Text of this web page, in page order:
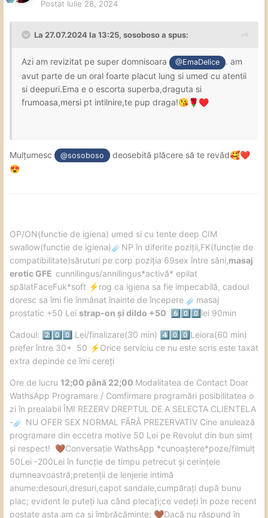
Postat Iulie 28, 2024
La 27.07.2024 la 13:25, sosobosoa spus:
Azi am revizitat pe super domnisoara @EmaDelice
. am
avut parte de un oral foarte placut lung si umed cu atentii
si deepuri.Ema e o escorta superba,draguta si
frumoasa,mersi pt intilnire,te pup draga!😘🌹♥️
Mulțumesc @sosoboso deosebită plăcere să te revăd🥰❤️
😍
️OP/ON(functie de igiena) umed si cu tente deep CIM
swallow(functie de igiena)☄️ NP în diferite poziții,FK(funcție de
compatibilitate)săruturi pe corp poziția 69sex între sâni,masaj
erotic GFE cunnilingus/annilingus*activă* epilat
spălatFaceFuk*soft ⚡️rog ca igiena sa fie impecabilă, cadoul
doresc sa îmi fie înmânat înainte de începere ☄️ masaj
prostatic +50 Lei strap-on și dildo +50 6️⃣ 0️⃣ 0️⃣lei 90min
Cadoul: 2️⃣ 0️⃣ 0️⃣ Lei/finalizare(30 min) 4️⃣ 0️⃣ 0️⃣Leiora(60 min)
prefer între 30+ 50 ⚡️Orice serviciu ce nu este scris este taxat
extra depinde ce îmi cereți
️Ore de lucru 12;00 până 22;00 Modalitatea de Contact Doar
WathsApp Programare / Comfirmare programări posibilitatea o
zi în prealabil ÎMI REZERV DREPTUL DE A SELECTA CLIENTELA
-☄️ NU OFER SEX NORMAL FĂRĂ PREZERVATIV Cine anulează
programare din eccetra motive 50 Lei pe Revolut din bun simț
și respect! 🤎Conversație WathsApp *cunoaștere*poze/filmulț
50Lei -200Lei în funcție de timpu petrecut și cerințele
dumneavoastră;pretenții de lenjerie intimă
anume:desouri,dresuri,capot sandale,cumpărați după bunu
plac; evident le puteți lua când plecați;ce vedeți în poze recent
postate asta am ca și îmbrăcăminte; 🤎Dacă nu răspund în